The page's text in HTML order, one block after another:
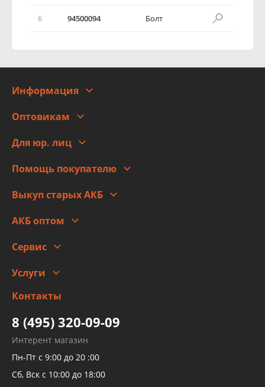
6 94500094 Болт
Информация
Адреса
Новости
Правовая информация
Оптовикам
Для юр. лиц
Помощь покупателю
Оплата
Гарантии и возврат
Выкуп старых АКБ
АКБ оптом
Сервис
Заправка кондиционера авто
Детейлинг
Услуги
высокого давления
Тормозных трубок
Рукавов гидроусилителей
Рукавов компрессоров и турбин
Трубок кондиционеров
Контакты
8 (495) 320-09-09
Интерент магазин
Пн-Пт с 9:00 до 20 :00
Сб, Вск с 10:00 до 18:00